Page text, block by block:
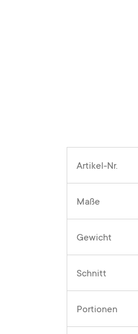
Artikel-Nr.
Maße
Gewicht
Schnitt
Portionen